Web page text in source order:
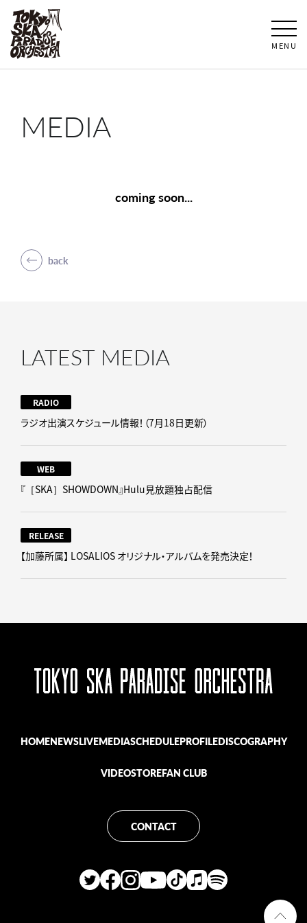
MENU
MEDIA
coming soon...
back
LATEST MEDIA
RADIO
ラジオ出演スケジュール情報！（7月18日更新）
WEB
『［SKA］SHOWDOWN』Hulu見放題独占配信
RELEASE
【加藤所属】 LOSALIOS オリジナル・アルバムを発売決定！
HOMENEWSLIVEMEDIASCHEDULEPROFILEDISCOGRAPHY
VIDEOSTOREFAN CLUB
CONTACT